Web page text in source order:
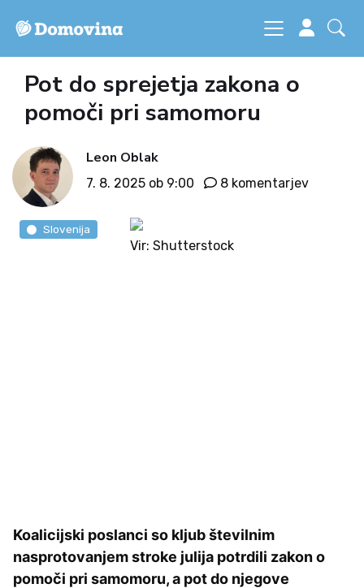
Pot do sprejetja zakona o
pomoči pri samomoru
Leon Oblak
7. 8. 2025 ob 9:00 8 komentarjev
Vir: Shutterstock
Slovenija
Koalicijski poslanci so kljub številnim
nasprotovanjem stroke julija potrdili zakon o
pomoči pri samomoru, a pot do njegove